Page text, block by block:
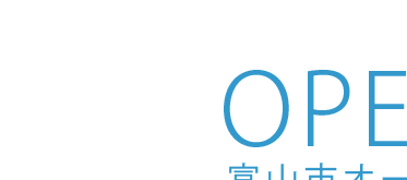
Skip to main content